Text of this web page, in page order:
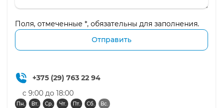
Поля, отмеченные *, обязательны для заполнения.
+375 (29) 763 22 94
с 9:00 до 18:00
Пн. Вт. Ср. Чт. Пт. Сб. Вс.